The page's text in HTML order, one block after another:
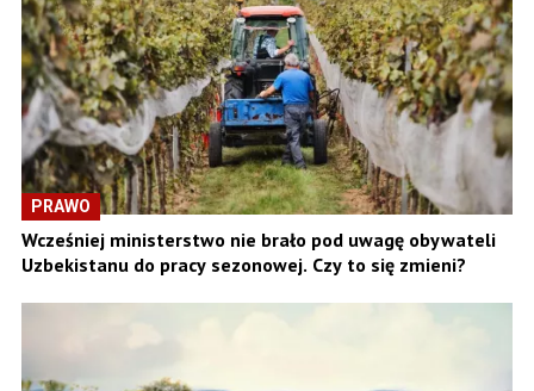
PRAWO
Wcześniej ministerstwo nie brało pod uwagę obywateli
Uzbekistanu do pracy sezonowej. Czy to się zmieni?